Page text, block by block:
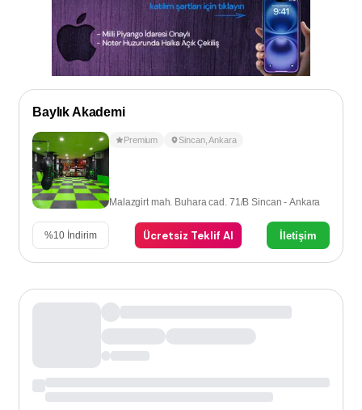
Baylık Akademi
Premium Sincan,Ankara
Malazgirt mah. Buhara cad. 71/B Sincan - Ankara
%10 İndirim Ücretsiz Teklif Al İletişim